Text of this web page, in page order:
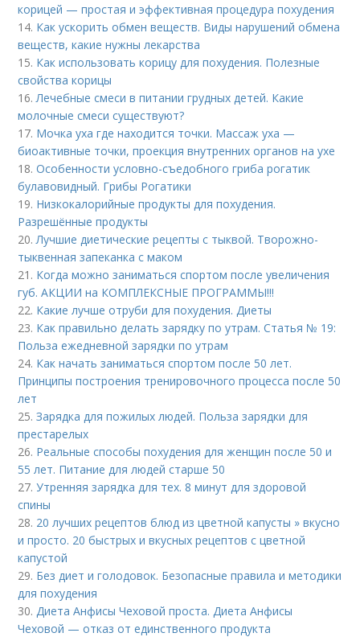
корицей — простая и эффективная процедура похудения
14. Как ускорить обмен веществ. Виды нарушений обмена
веществ, какие нужны лекарства
15. Как использовать корицу для похудения. Полезные
свойства корицы
16.Лечебные смеси в питании грудных детей. Какие
молочные смеси существуют?
17. Мочка уха где находится точки. Массаж уха —
биоактивные точки, проекция внутренних органов на ухе
18.Особенности условно-съедобного гриба рогатик
булавовидный. Грибы Рогатики
19. Низкокалорийные продукты для похудения.
Разрешённые продукты
20.Лучшие диетические рецепты с тыквой. Творожно-
тыквенная запеканка с маком
21. Когда можно заниматься спортом после увеличения
губ. АКЦИИ на КОМПЛЕКСНЫЕ ПРОГРАММЫ!!!
22. Какие лучше отруби для похудения. Диеты
23. Как правильно делать зарядку по утрам. Статья № 19:
Польза ежедневной зарядки по утрам
24. Как начать заниматься спортом после 50 лет.
Принципы построения тренировочного процесса после 50
лет
25.Зарядка для пожилых людей. Польза зарядки для
престарелых
26. Реальные способы похудения для женщин после 50 и
55 лет. Питание для людей старше 50
27.Утренняя зарядка для тех. 8 минут для здоровой
спины
28. 20 лучших рецептов блюд из цветной капусты » вкусно
и просто. 20 быстрых и вкусных рецептов с цветной
капустой
29. Без диет и голодовок. Безопасные правила и методики
для похудения
30.Диета Анфисы Чеховой проста. Диета Анфисы
Чеховой — отказ от единственного продукта